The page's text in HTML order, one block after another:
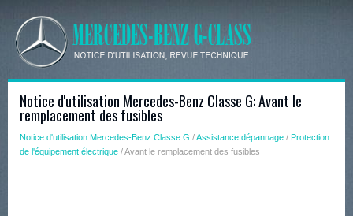
Notice d'utilisation Mercedes-Benz Classe G: Avant le
remplacement des fusibles
Notice d'utilisation Mercedes-Benz Classe G /Assistance dépannage / Protection
de l'équipement électrique / Avant le remplacement des fusibles